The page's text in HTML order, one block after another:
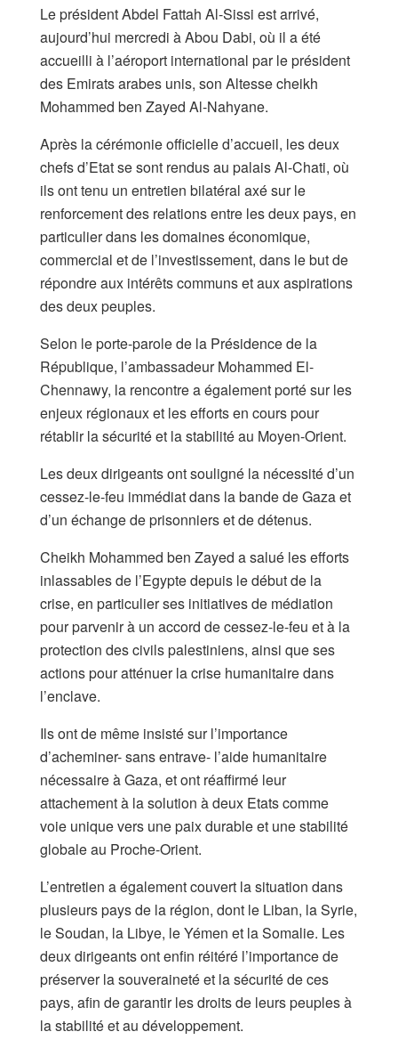
Le président Abdel Fattah Al-Sissi est arrivé,
aujourd’hui mercredi à Abou Dabi, où il a été
accueilli à l’aéroport international par le président
des Emirats arabes unis, son Altesse cheikh
Mohammed ben Zayed Al-Nahyane.
Après la cérémonie officielle d’accueil, les deux
chefs d’Etat se sont rendus au palais Al-Chati, où
ils ont tenu un entretien bilatéral axé sur le
renforcement des relations entre les deux pays, en
particulier dans les domaines économique,
commercial et de l’investissement, dans le but de
répondre aux intérêts communs et aux aspirations
des deux peuples.
Selon le porte-parole de la Présidence de la
République, l’ambassadeur Mohammed El-
Chennawy, la rencontre a également porté sur les
enjeux régionaux et les efforts en cours pour
rétablir la sécurité et la stabilité au Moyen-Orient.
Les deux dirigeants ont souligné la nécessité d’un
cessez-le-feu immédiat dans la bande de Gaza et
d’un échange de prisonniers et de détenus.
Cheikh Mohammed ben Zayed a salué les efforts
inlassables de l’Egypte depuis le début de la
crise, en particulier ses initiatives de médiation
pour parvenir à un accord de cessez-le-feu et à la
protection des civils palestiniens, ainsi que ses
actions pour atténuer la crise humanitaire dans
l’enclave.
Ils ont de même insisté sur l’importance
d’acheminer- sans entrave- l’aide humanitaire
nécessaire à Gaza, et ont réaffirmé leur
attachement à la solution à deux Etats comme
voie unique vers une paix durable et une stabilité
globale au Proche-Orient.
L’entretien a également couvert la situation dans
plusieurs pays de la région, dont le Liban, la Syrie,
le Soudan, la Libye, le Yémen et la Somalie. Les
deux dirigeants ont enfin réitéré l’importance de
préserver la souveraineté et la sécurité de ces
pays, afin de garantir les droits de leurs peuples à
la stabilité et au développement.